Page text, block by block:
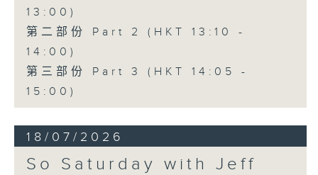
13:00)
第二部份 Part 2 (HKT 13:10 -
14:00)
第三部份 Part 3 (HKT 14:05 -
15:00)
18/07/2026
So Saturday with Jeff